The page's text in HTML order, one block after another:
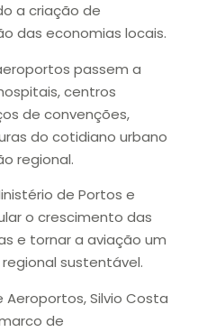
a criação de
das economias locais.
passem a
centros
de convenções,
do cotidiano urbano
regional.
de Portos e
o crescimento das
e tornar a aviação um
sustentável.
Silvio Costa
de